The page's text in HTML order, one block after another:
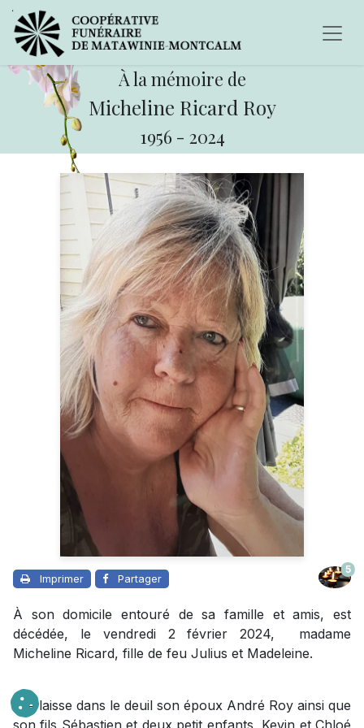
À la mémoire de
Micheline Ricard Roy
1956 - 2024
Imprimer Partager
5
À son domicile entouré de sa famille et amis, est
décédée, le vendredi 2 février 2024, madame
Micheline Ricard, fille de feu Julius et Madeleine.
Elle laisse dans le deuil son époux André Roy ainsi que